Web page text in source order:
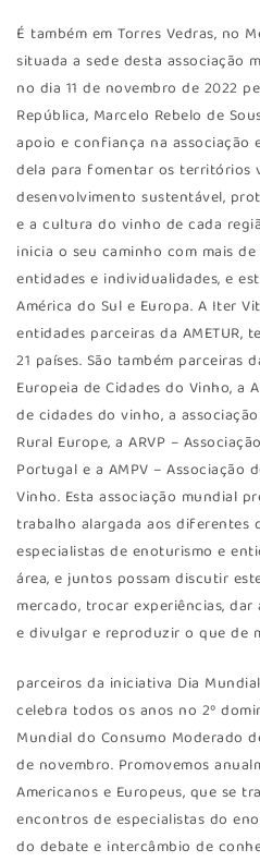
É também em Torres Vedras, no
situada a sede desta associação
no dia 11 de novembro de 2022
República, Marcelo Rebelo de
apoio e confiança na associação
dela para fomentar os territórios
desenvolvimento sustentável,
e a cultura do vinho de cada
inicia o seu caminho com mais
entidades e individualidades, e
América do Sul e Europa. A Iter
entidades parceiras da AMETUR,
21 países. São também parceiras
Europeia de Cidades do Vinho, a
de cidades do vinho, a
Rural Europe, a ARVP –
Portugal e a AMPV – Associação
Vinho. Esta associação mundial
trabalho alargada aos diferentes
especialistas de enoturismo e
área, e juntos possam discutir
mercado, trocar experiências,
e divulgar e reproduzir o que de
parceiros da iniciativa Dia
celebra todos os anos no 2º
Mundial do Consumo Moderado
de novembro. Promovemos
Americanos e Europeus, que se
encontros de especialistas do
do debate e intercâmbio de